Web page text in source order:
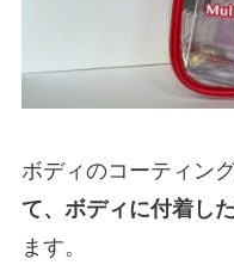
ボディのコーティン
て、ボディに付着し
ます。